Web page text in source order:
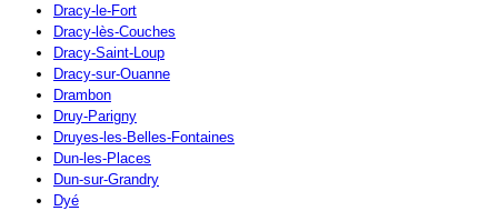
Dracy-le-Fort
Dracy-lès-Couches
Dracy-Saint-Loup
Dracy-sur-Ouanne
Drambon
Druy-Parigny
Druyes-les-Belles-Fontaines
Dun-les-Places
Dun-sur-Grandry
Dyé